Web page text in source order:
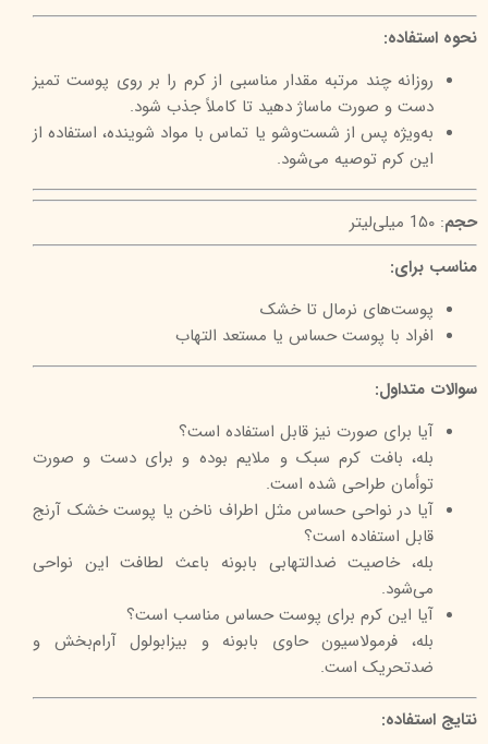
نحوه استفاده:
روزانه چند مرتبه مقدار مناسبی از کرم را بر روی پوست تمیز
دست و صورت ماساژ دهید تا کاملاً جذب شود.
به‌ویژه پس از شست‌وشو یا تماس با مواد شوینده، استفاده از
این کرم توصیه می‌شود.
حجم: 1۵۰ میلی‌لیتر
مناسب برای:
پوست‌های نرمال تا خشک
افراد با پوست حساس یا مستعد التهاب
سوالات متداول:
آیا برای صورت نیز قابل استفاده است؟
بله، بافت کرم سبک و ملایم بوده و برای دست و صورت
توأمان طراحی شده است.
آیا در نواحی حساس مثل اطراف ناخن یا پوست خشک آرنج
قابل استفاده است؟
بله، خاصیت ضدالتهابی بابونه باعث لطافت این نواحی
می‌شود.
آیا این کرم برای پوست حساس مناسب است؟
بله، فرمولاسیون حاوی بابونه و بیزابولول آرام‌بخش و
ضدتحریک است.
نتایج استفاده: